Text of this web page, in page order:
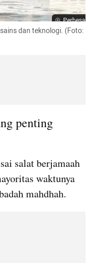
Perbesar
dan teknologi. (Foto:
penting
salat berjamaah
waktunya
mahdhah.